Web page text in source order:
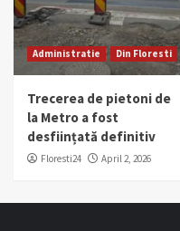
Administratie Din Floresti
Trecerea de pietoni de
la Metro a fost
desființată definitiv
Floresti24 April 2, 2026